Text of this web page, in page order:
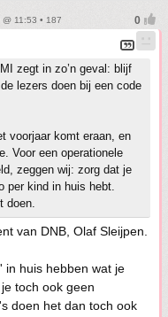
11:53 • 187
zegt in zo’n geval: blijf
lezers doen bij een code
voorjaar komt eraan, en
Voor een operationele
zeggen wij: zorg dat je
per kind in huis hebt.
doen.
van DNB, Olaf Sleijpen.
in huis hebben wat je
toch ook geen
doen het dan toch ook